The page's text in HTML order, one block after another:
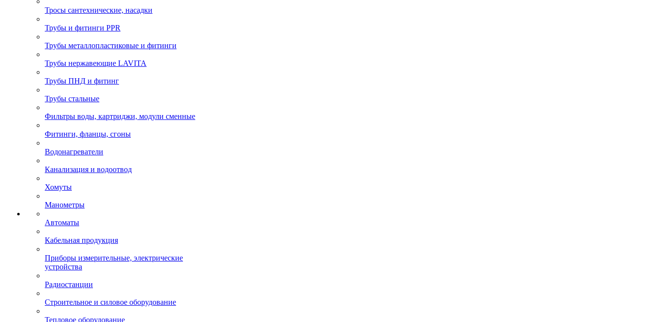
Тросы сантехнические, насадки
Трубы и фитинги PPR
Трубы металлопластиковые и фитинги
Трубы нержавеющие LAVITA
Трубы ПНД и фитинг
Трубы стальные
Фильтры воды, картриджи, модули сменные
Фитинги, фланцы, сгоны
Водонагреватели
Канализация и водоотвод
Хомуты
Манометры
Автоматы
Кабельная продукция
Приборы измерительные, электрические
устройства
Радиостанции
Строительное и силовое оборудование
Тепловое оборудование